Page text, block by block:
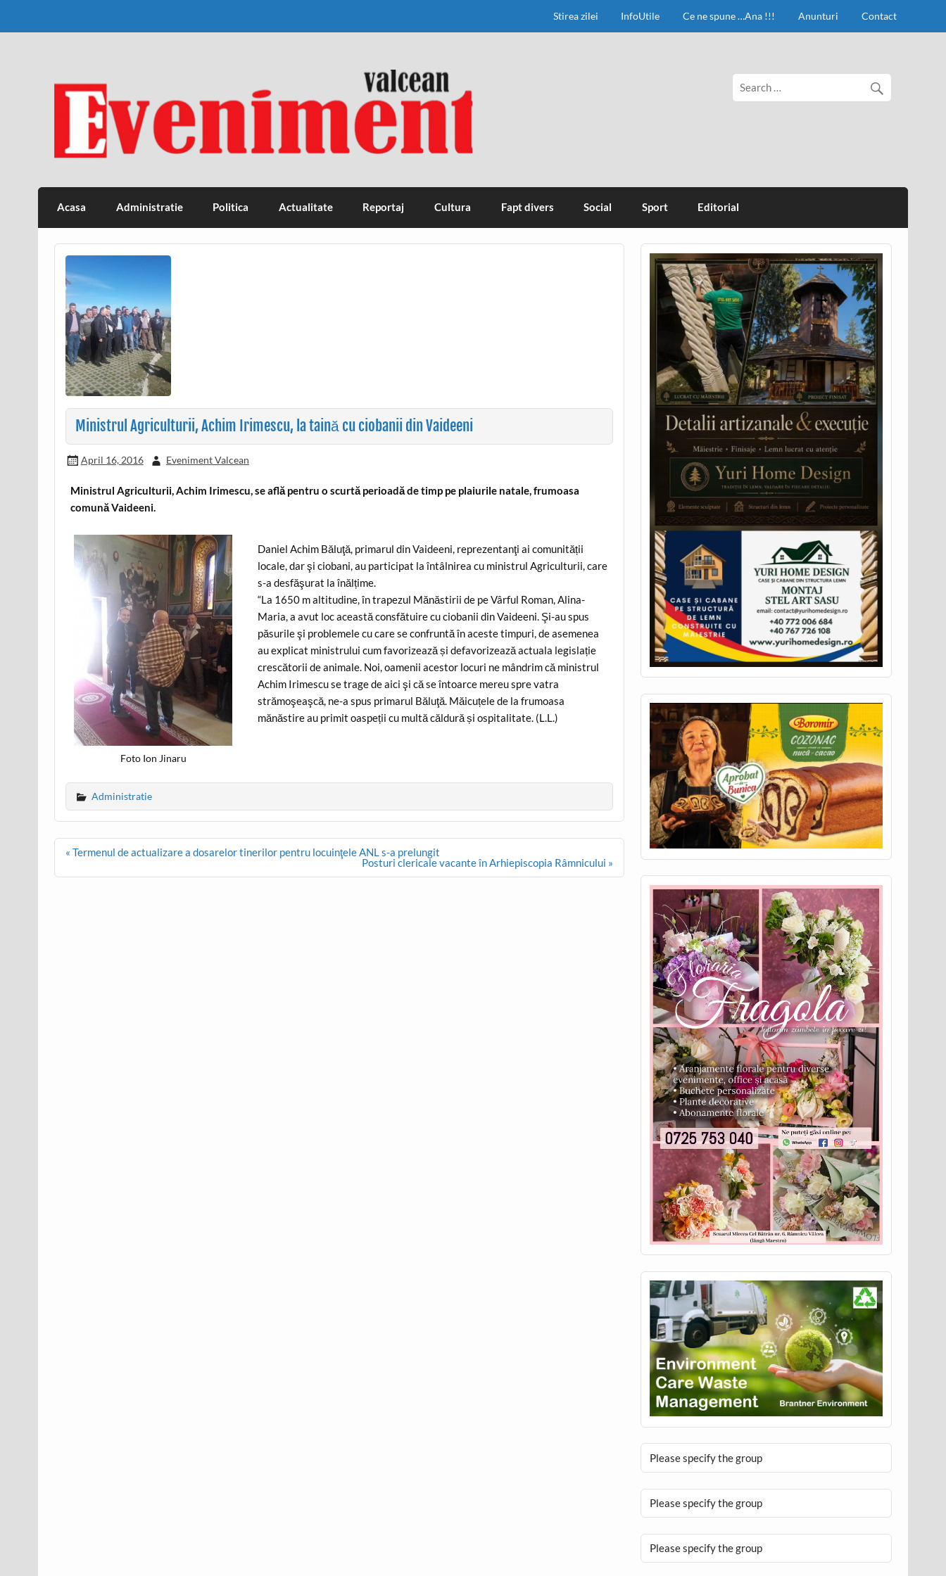
Stirea zilei InfoUtile Ce ne spune …Ana !!! Anunturi Contact
Eveniment Valcean
Acasa Administratie Politica Actualitate Reportaj Cultura Fapt divers Social Sport Editorial
Ministrul Agriculturii, Achim Irimescu, la taină cu ciobanii din Vaideeni
April 16, 2016 Eveniment Valcean
Ministrul Agriculturii, Achim Irimescu, se află pentru o scurtă perioadă de timp pe plaiurile natale, frumoasa
comună Vaideeni.
Foto Ion Jinaru
Daniel Achim Băluţă, primarul din Vaideeni, reprezentanţi ai comunității
locale, dar şi ciobani, au participat la întâlnirea cu ministrul Agriculturii, care
s-a desfăşurat la înălțime.
“La 1650 m altitudine, în trapezul Mănăstirii de pe Vârful Roman, Alina-
Maria, a avut loc această consfătuire cu ciobanii din Vaideeni. Şi-au spus
păsurile şi problemele cu care se confruntă în aceste timpuri, de asemenea
au explicat ministrului cum favorizează și defavorizează actuala legislație
crescătorii de animale. Noi, oamenii acestor locuri ne mândrim că ministrul
Achim Irimescu se trage de aici şi că se întoarce mereu spre vatra
strămoşeaşcă, ne-a spus primarul Băluţă. Măicuțele de la frumoasa
mănăstire au primit oaspeții cu multă căldură și ospitalitate. (L.L.)
Administratie
Post
« Termenul de actualizare a dosarelor tinerilor pentru locuinţele ANL s-a prelungit
Posturi clericale vacante în Arhiepiscopia Râmnicului »
Please specify the group
Please specify the group
Please specify the group